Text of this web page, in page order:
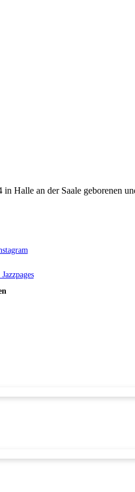
Halle an der Saale geborenen